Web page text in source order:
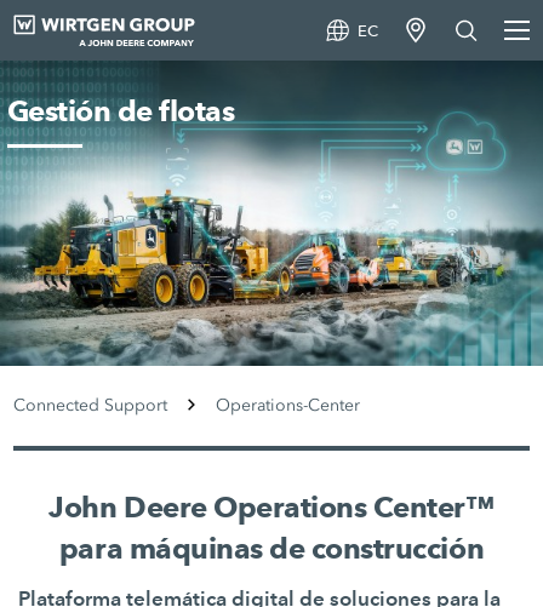
EC
Gestión de flotas
Connected Support Operations-Center
John Deere Operations Center™
para máquinas de construcción
Plataforma telemática digital de soluciones para la